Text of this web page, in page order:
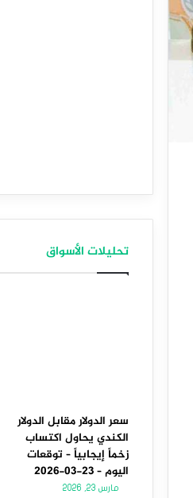
تحليلات الأسواق
سعر الدولار مقابل الدولار
الكندي يحاول اكتساب
زخماً إيجابياً – توقعات
اليوم – 23-03-2026
مارس 23, 2026